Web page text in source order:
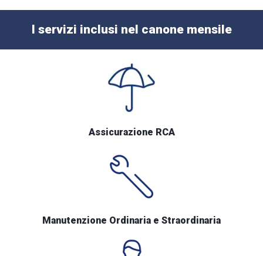
I servizi inclusi nel canone mensile
Assicurazione RCA
Manutenzione Ordinaria e Straordinaria